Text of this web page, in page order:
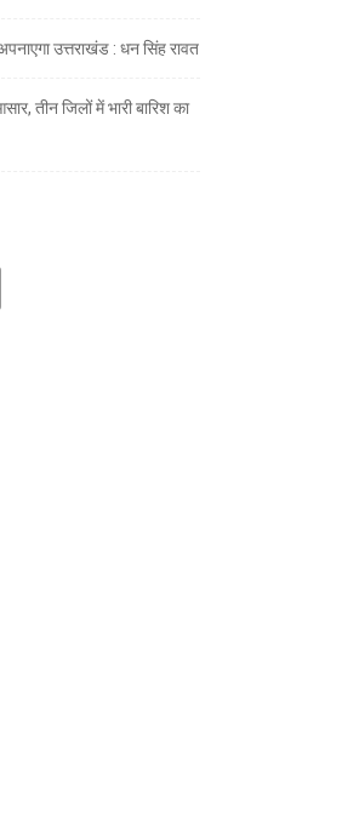
उत्तराखंड : धन सिंह रावत
तीन जिलों में भारी बारिश का